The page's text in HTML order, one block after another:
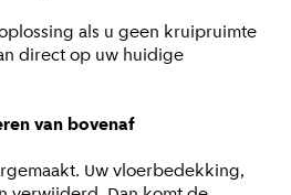
als u geen kruipruimte
direct op uw huidige
van bovenaf
Uw vloerbedekking,